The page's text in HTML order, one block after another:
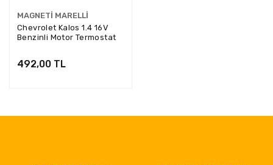
MAGNETI MARELLI
Chevrolet Kalos 1.4 16V
Benzinli Motor Termostat
492,00 TL